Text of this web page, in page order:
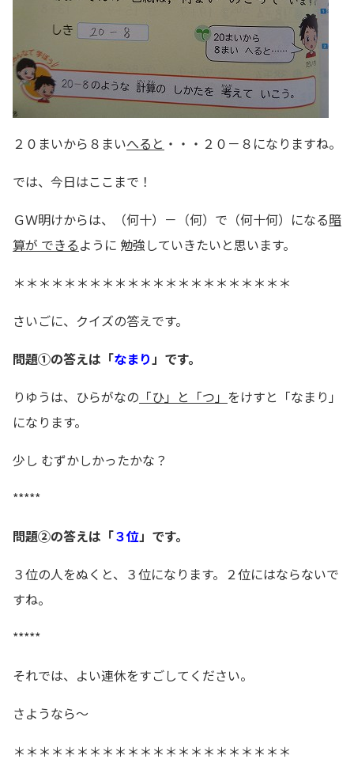
２０まいから８まいへると ・・・２０－８になりますね。
では、今日はここまで！
ＧＷ明けからは、（何十）－（何）で（何十何）になる暗
算が できるように 勉強していきたいと思います。
＊＊＊＊＊＊＊＊＊＊＊＊＊＊＊＊＊＊＊＊＊＊
さいごに、クイズの答えです。
問題①の答えは「なまり 」です。
りゆうは、ひらがなの 「ひ」と「つ」 をけすと「なまり」
になります。
少し むずかしかったかな？
*****
問題②の答えは「３位」です。
３位の人をぬくと、３位になります。２位にはならないで
すね。
*****
それでは、よい連休をすごしてください。
さようなら～
＊＊＊＊＊＊＊＊＊＊＊＊＊＊＊＊＊＊＊＊＊＊